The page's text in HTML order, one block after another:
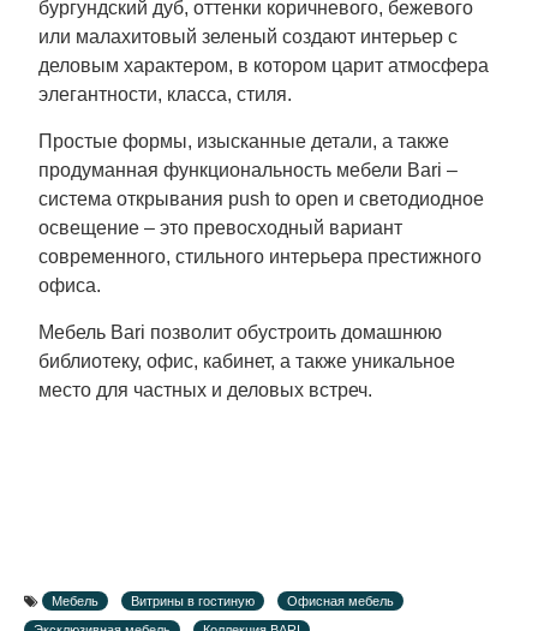
бургундский дуб, оттенки коричневого, бежевого
или малахитовый зеленый создают интерьер с
деловым характером, в котором царит атмосфера
элегантности, класса, стиля.
Простые формы, изысканные детали, а также
продуманная функциональность мебели Bari –
система открывания push to open и светодиодное
освещение – это превосходный вариант
современного, стильного интерьера престижного
офиса.
Мебель Bari позволит обустроить домашнюю
библиотеку, офис, кабинет, а также уникальное
место для частных и деловых встреч.
Мебель Витрины в гостиную
Офисная мебель